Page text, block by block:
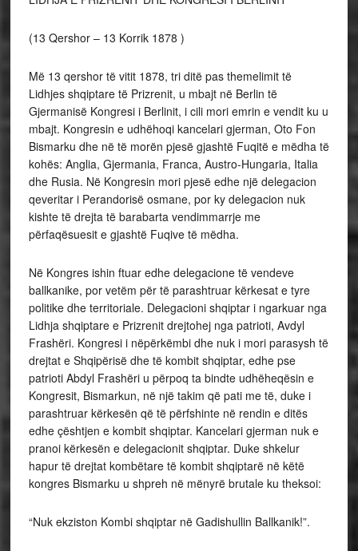
(13 Qershor – 13 Korrik 1878 )
Më 13 qershor të vitit 1878, tri ditë pas themelimit të
Lidhjes shqiptare të Prizrenit, u mbajt në Berlin të
Gjermanisë Kongresi i Berlinit, i cili mori emrin e vendit ku u
mbajt. Kongresin e udhëhoqi kancelari gjerman, Oto Fon
Bismarku dhe në të morën pjesë gjashtë Fuqitë e mëdha të
kohës: Anglia, Gjermania, Franca, Austro-Hungaria, Italia
dhe Rusia. Në Kongresin mori pjesë edhe një delegacion
qeveritar i Perandorisë osmane, por ky delegacion nuk
kishte të drejta të barabarta vendimmarrje me
përfaqësuesit e gjashtë Fuqive të mëdha.
Në Kongres ishin ftuar edhe delegacione të vendeve
ballkanike, por vetëm për të parashtruar kërkesat e tyre
politike dhe territoriale. Delegacioni shqiptar i ngarkuar nga
Lidhja shqiptare e Prizrenit drejtohej nga patrioti, Avdyl
Frashëri. Kongresi i nëpërkëmbi dhe nuk i mori parasysh të
drejtat e Shqipërisë dhe të kombit shqiptar, edhe pse
patrioti Abdyl Frashëri u përpoq ta bindte udhëheqësin e
Kongresit, Bismarkun, në një takim që pati me të, duke i
parashtruar kërkesën që të përfshinte në rendin e ditës
edhe çështjen e kombit shqiptar. Kancelari gjerman nuk e
pranoi kërkesën e delegacionit shqiptar. Duke shkelur
hapur të drejtat kombëtare të kombit shqiptarë në këtë
kongres Bismarku u shpreh në mënyrë brutale ku theksoi:
“Nuk ekziston Kombi shqiptar në Gadishullin Ballkanik!”.